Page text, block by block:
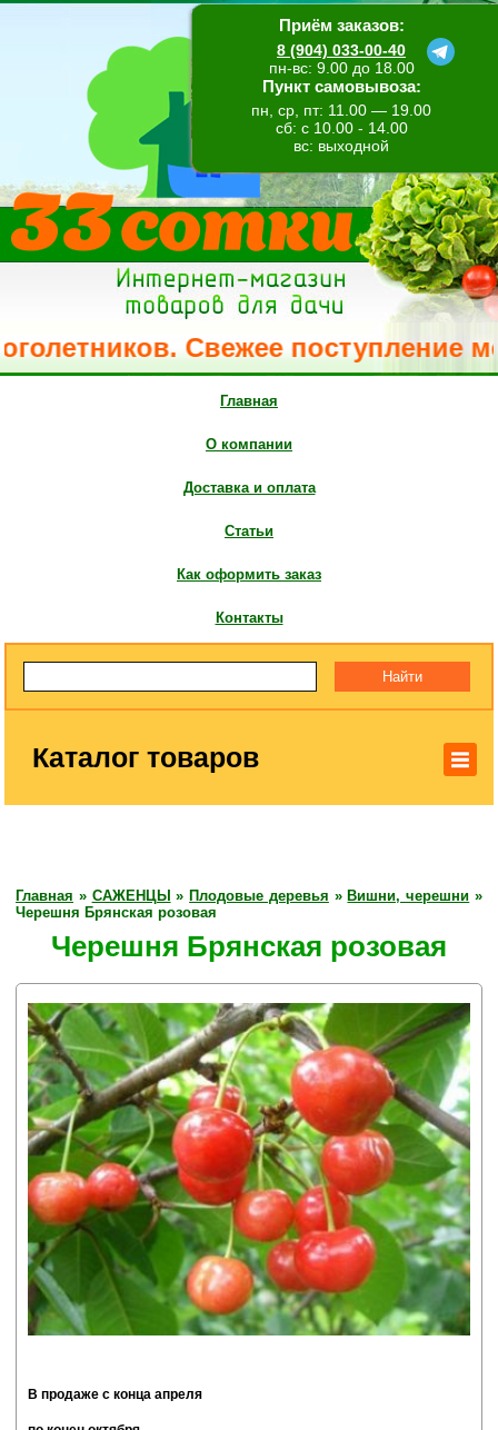
Приём заказов:
8 (904) 033-00-40
пн-вс: 9.00 до 18.00
Пункт самовывоза:
пн, ср, пт: 11.00 — 19.00
сб: с 10.00 - 14.00
вс: выходной
Свежее поступление
Главная
О компании
Доставка и оплата
Статьи
Как оформить заказ
Контакты
Каталог товаров
Главная » САЖЕНЦЫ » Плодовые деревья » Вишни, черешни »
Черешня Брянская розовая
Черешня Брянская розовая
В продаже с конца апреля